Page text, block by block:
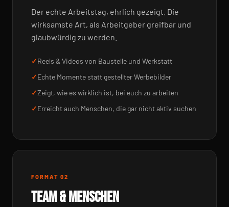
Der echte Arbeitstag, ehrlich gezeigt. Die
wirksamste Art, als Arbeitgeber greifbar und
glaubwürdig zu werden.
Reels & Videos von Baustelle und Werkstatt
Echte Momente statt gestellter Werbebilder
Zeigt, wie es wirklich ist, bei euch zu arbeiten
Erreicht auch Menschen, die gar nicht aktiv suchen
FORMAT 02
TEAM & MENSCHEN